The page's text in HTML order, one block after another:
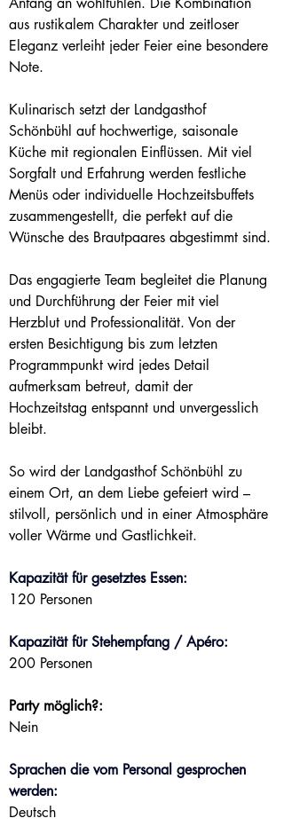
aus rustikalem Charakter und zeitloser
Eleganz verleiht jeder Feier eine besondere
Note.
Kulinarisch setzt der Landgasthof
Schönbühl auf hochwertige, saisonale
Küche mit regionalen Einflüssen. Mit viel
Sorgfalt und Erfahrung werden festliche
Menüs oder individuelle Hochzeitsbuffets
zusammengestellt, die perfekt auf die
Wünsche des Brautpaares abgestimmt sind.
Das engagierte Team begleitet die Planung
und Durchführung der Feier mit viel
Herzblut und Professionalität. Von der
ersten Besichtigung bis zum letzten
Programmpunkt wird jedes Detail
aufmerksam betreut, damit der
Hochzeitstag entspannt und unvergesslich
bleibt.
So wird der Landgasthof Schönbühl zu
einem Ort, an dem Liebe gefeiert wird –
stilvoll, persönlich und in einer Atmosphäre
voller Wärme und Gastlichkeit.
Kapazität für gesetztes Essen:
120 Personen
Kapazität für Stehempfang / Apéro:
200 Personen
Party möglich?:
Nein
Sprachen die vom Personal gesprochen
werden:
Deutsch